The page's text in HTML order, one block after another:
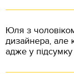
Юля з
дизайнера, але
адже у